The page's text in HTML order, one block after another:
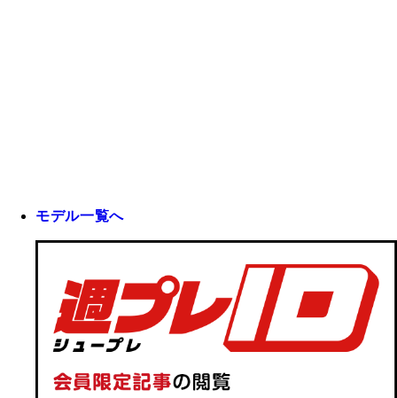
モデル一覧へ